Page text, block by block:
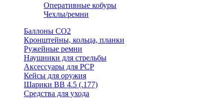
Оперативные кобуры
Чехлы/ремни
Баллоны СО2
Кронштейны, кольца, планки
Ружейные ремни
Наушники для стрельбы
Аксессуары для PCP
Кейсы для оружия
Шарики ВВ 4.5 (.177)
Средства для ухода